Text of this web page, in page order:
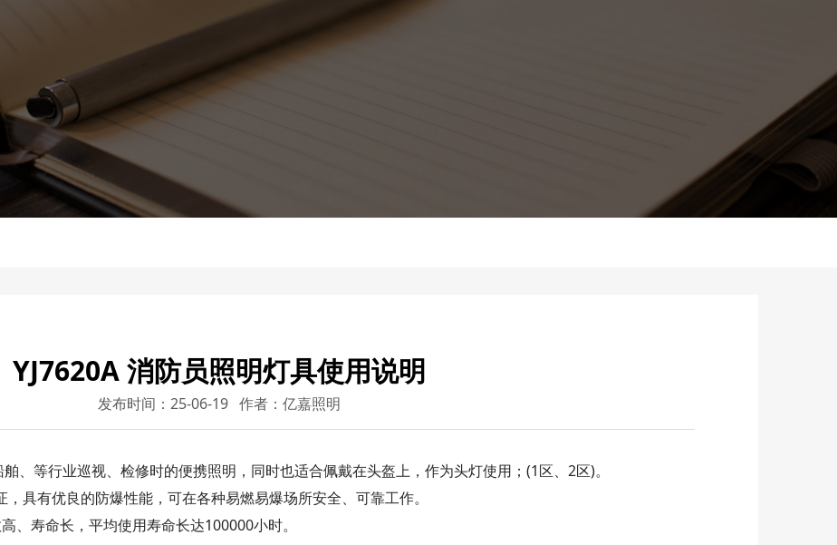
YJ7620A 消防员照明灯具使用说明
发布时间：25-06-19 作者：亿嘉照明
、等行业巡视、检修时的便携照明，同时也适合佩戴在头盔上，作为头灯使用；(1区、2区)。
具有优良的防爆性能，可在各种易燃易爆场所安全、可靠工作。
、寿命长，平均使用寿命长达100000小时。